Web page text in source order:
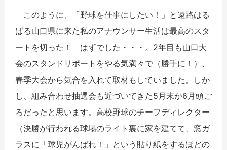
このように、「野球を仕事にしたい！」と遠路はる
ばる山口県に来た私のアナウンサー生活は最高のスタ
ートを切った！ はずでした・・・。2年目も山口大
会のスタンドリポートをやる気満々で（勝手に！）、
春季大会から気合を入れて取材もしていました。しか
し、組み合わせ抽選会も近づいてきた5月末か6月頭ご
ろだったと思います。高校野球のチーフディレクター
（決勝が行われる球場のライト裏に家を建てて、窓ガ
ラスに「球児がんばれ！」という貼り紙をするほどの